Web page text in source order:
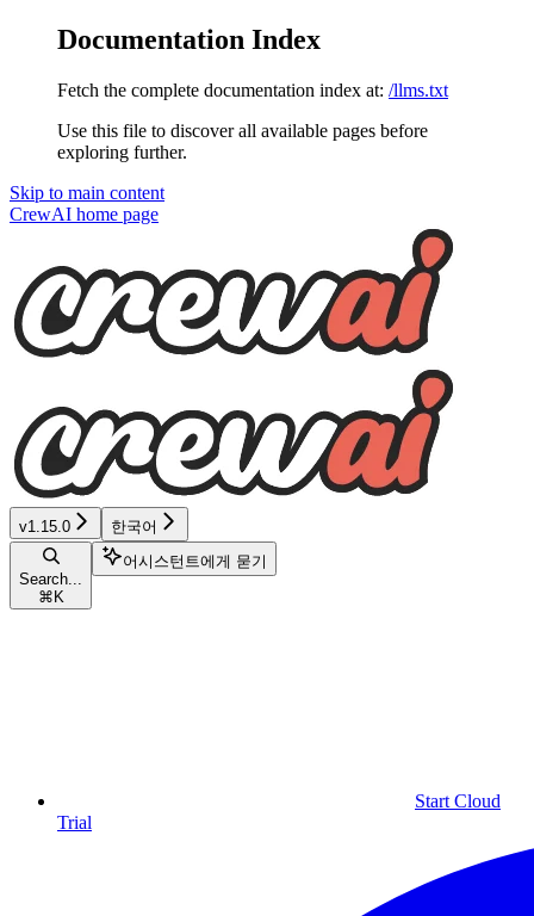
Documentation Index
Fetch the complete documentation index at: /llms.txt
Use this file to discover all available pages before
exploring further.
Skip to main content
CrewAI home page
v1.15.0 한국어
Search...
⌘ K
어시스턴트에게 묻기
Start Cloud
Trial